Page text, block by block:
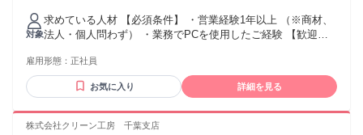
り 1ヶ月あたり3万9250円 〜 4万7100円（固定残業時間：1ヶ
月あたり25時間） 固定残業時間を超えた勤務時間については
別途残業代を支給する 【一律手当】 全員に一律で支払われる
通勤・皆勤・家族手当金額：なし 全員に一律で支払われるそ
るべく行わないよう、 原則禁止としています。 残業時間の有
無に関わらず、 固定残業時間分の残業代は、 お支払いしてい
ます。 フレックスタイム制なので、 16時に業務を終えて、
お迎えなどに行くことも可能です。
対象
求めている人材 【必須条件】 ・営業経験1年以上 （※商材、
法人・個人問わず） ・業務でPCを使用したご経験 【歓迎要
好きな方 ・書類、ドキュメントなどを見て、適切にルールを
守って業務遂行できる方 ・自立的、かつ臨機応変に動ける方
・リモートワークのご経験 【向かない方】 ・主体性のない他
フィードバックや内省を受け取れない方 ・レスポンスや報連
雇用形態： 正社員
お気に入り 詳細を見る
株式会社クリーン工房 千葉支店